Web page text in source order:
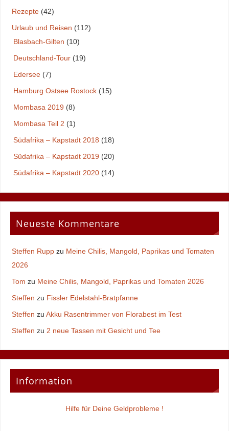
Rezepte(42)
Urlaub und Reisen (112)
Blasbach-Gilten (10)
Deutschland-Tour(19)
Edersee(7)
Hamburg Ostsee Rostock(15)
Mombasa 2019 (8)
Mombasa Teil 2 (1)
Südafrika – Kapstadt 2018 (18)
Südafrika – Kapstadt 2019 (20)
Südafrika – Kapstadt 2020(14)
Neueste Kommentare
Steffen Ruppzu Meine Chilis, Mangold, Paprikas und Tomaten
2026
Tom zu Meine Chilis, Mangold, Paprikas und Tomaten 2026
Steffen zu Fissler Edelstahl-Bratpfanne
Steffen zu Akku Rasentrimmer von Florabest im Test
Steffen zu 2 neue Tassen mit Gesicht und Tee
Information
Hilfe für Deine Geldprobleme !